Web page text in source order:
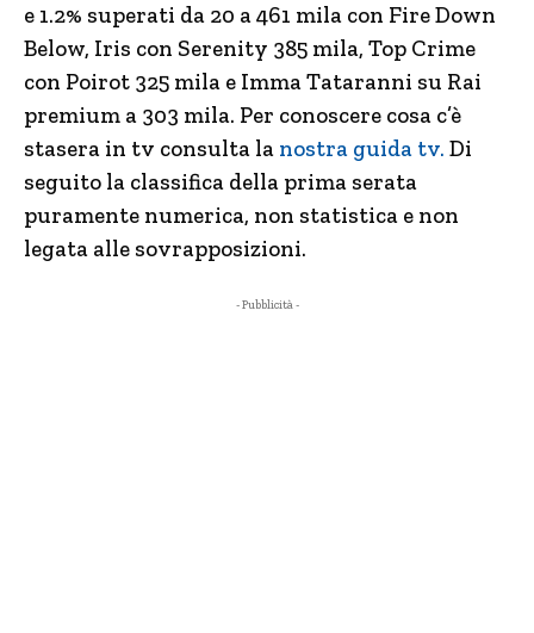
e 1.2% superati da 20 a 461 mila con Fire Down
Below, Iris con Serenity 385 mila, Top Crime
con Poirot 325 mila e Imma Tataranni su Rai
premium a 303 mila. Per conoscere cosa c’è
stasera in tv consulta la nostra guida tv. Di
seguito la classifica della prima serata
puramente numerica, non statistica e non
legata alle sovrapposizioni.
- Pubblicità -